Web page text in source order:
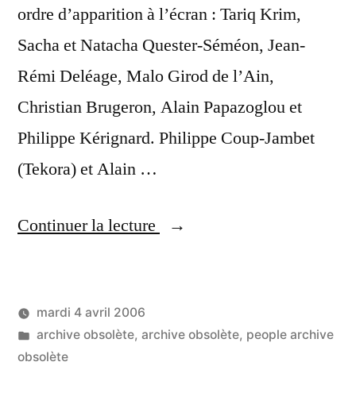
ordre d’apparition à l’écran : Tariq Krim,
Sacha et Natacha Quester-Séméon, Jean-
Rémi Deléage, Malo Girod de l’Ain,
Christian Brugeron, Alain Papazoglou et
Philippe Kérignard. Philippe Coup-Jambet
(Tekora) et Alain …
Continuer la lecture
« Soirée
MobileMonday »
Publié
par
LucL
mardi 4 avril 2006
Publié
dans
archive obsolète, archive obsolète, people archive
obsolète